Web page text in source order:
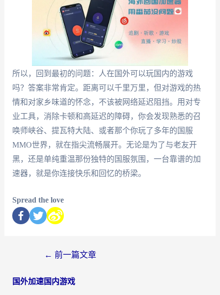
所以，回到最初的问题：人在国外可以玩国内的游戏
吗？答案非常肯定。距离可以千里万里，但对游戏的热
情和对家乡味道的怀念，不该被网络延迟阻挡。用对专
业工具，消除卡顿和高延迟的障碍，你会发现熟悉的召
唤师峡谷、提瓦特大陆、或者那个你玩了多年的国服
MMO世界，就在指尖流畅展开。无论是为了与老友开
黑，还是单纯重温那份独特的国服氛围，一台靠谱的加
速器，就是你连接快乐和回忆的桥梁。
Spread the love
← 前一篇文章
国外加速国内游戏